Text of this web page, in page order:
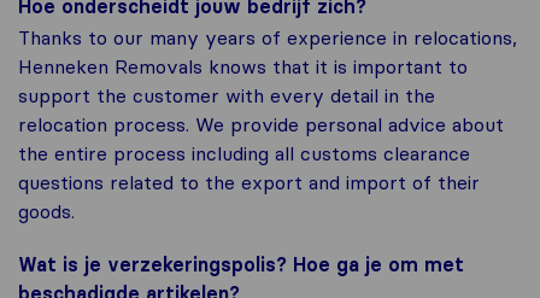
Hoe onderscheidt jouw bedrijf zich?
Thanks to our many years of experience in relocations,
Henneken Removals knows that it is important to
support the customer with every detail in the
relocation process. We provide personal advice about
the entire process including all customs clearance
questions related to the export and import of their
goods.
Wat is je verzekeringspolis? Hoe ga je om met